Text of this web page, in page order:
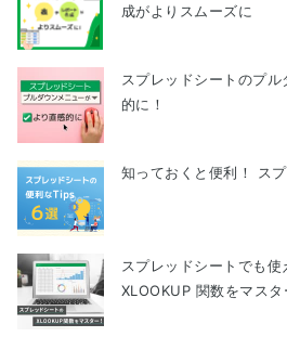
成がよりスムーズに
スプレッドシートのプ
的に！
知っておくと便利！ ス
スプレッドシートでも
XLOOKUP 関数をマスタ